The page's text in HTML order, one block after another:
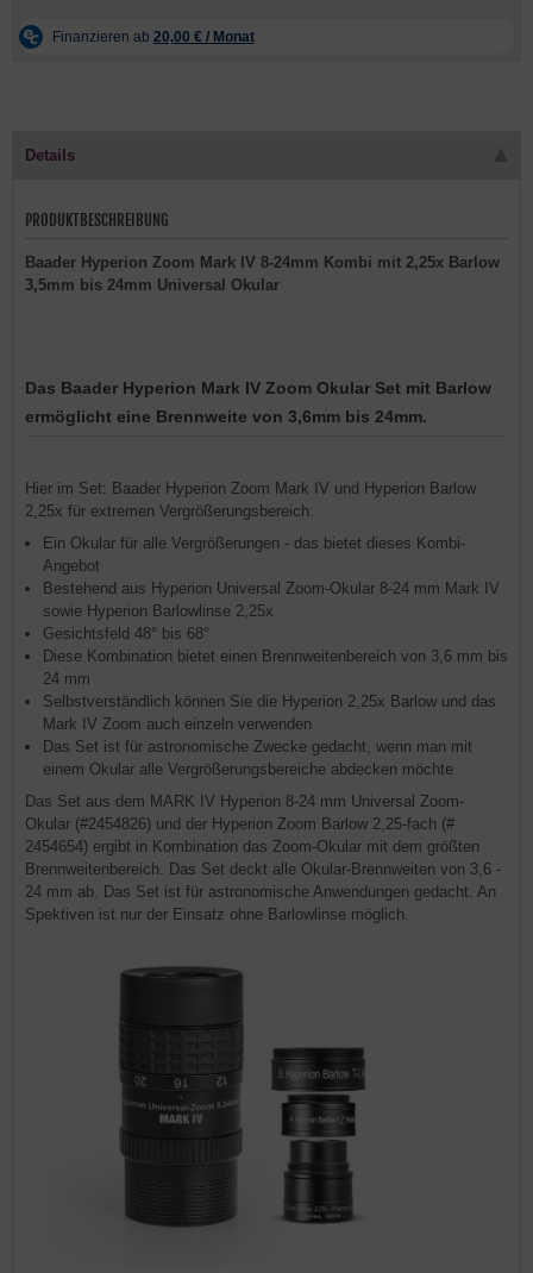
Details
PRODUKTBESCHREIBUNG
Baader Hyperion Zoom Mark IV 8-24mm Kombi mit 2,25x Barlow
3,5mm bis 24mm Universal Okular
Das Baader Hyperion Mark IV Zoom Okular Set mit Barlow
ermöglicht eine Brennweite von 3,6mm bis 24mm.
Hier im Set: Baader Hyperion Zoom Mark IV und Hyperion Barlow
2,25x für extremen Vergrößerungsbereich:
Ein Okular für alle Vergrößerungen - das bietet dieses Kombi-
Angebot
Bestehend aus Hyperion Universal Zoom-Okular 8-24 mm Mark IV
sowie Hyperion Barlowlinse 2,25x
Gesichtsfeld 48° bis 68°
Diese Kombination bietet einen Brennweitenbereich von 3,6 mm bis
24 mm
Selbstverständlich können Sie die Hyperion 2,25x Barlow und das
Mark IV Zoom auch einzeln verwenden
Das Set ist für astronomische Zwecke gedacht, wenn man mit
einem Okular alle Vergrößerungsbereiche abdecken möchte
Das Set aus dem MARK IV Hyperion 8-24 mm Universal Zoom-
Okular (#2454826) und der Hyperion Zoom Barlow 2,25-fach (#
2454654) ergibt in Kombination das Zoom-Okular mit dem größten
Brenn­weiten­bereich. Das Set deckt alle Okular-Brennweiten von 3,6 -
24 mm ab. Das Set ist für astronomische Anwendungen gedacht. An
Spektiven ist nur der Einsatz ohne Barlowlinse möglich.